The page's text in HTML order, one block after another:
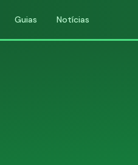
Guias Notícias